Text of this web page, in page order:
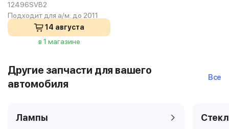
12496SVB2
Подходит для а/м: до 2011
14 августа
в 1 магазине
Другие запчасти для вашего
автомобиля
Все
Лампы